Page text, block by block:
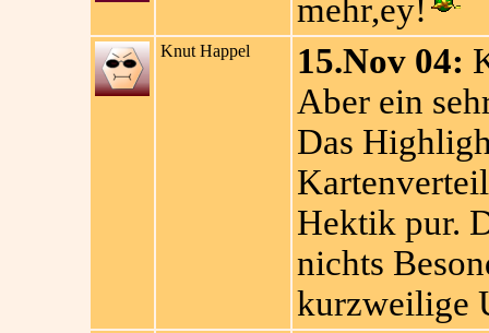
mehr,ey!
Knut Happel 15.Nov 04:
Aber ein
Das
Hektik pur.
nichts
kurzweilige